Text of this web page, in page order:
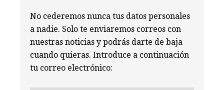
No cederemos nunca tus datos personales
a nadie. Solo te enviaremos correos con
nuestras noticias y podrás darte de baja
cuando quieras. Introduce a continuación
tu correo electrónico: